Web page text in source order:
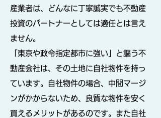
産業者は、どんなに丁寧誠実でも不動産
投資のパートナーとしては適任とは言え
ません。
「東京や政令指定都市に強い」と謳う不
動産会社は、その土地に自社物件を持っ
ています。自社物件の場合、中間マージ
ンがかからないため、良質な物件を安く
買えるメリットがあるのです。また自社